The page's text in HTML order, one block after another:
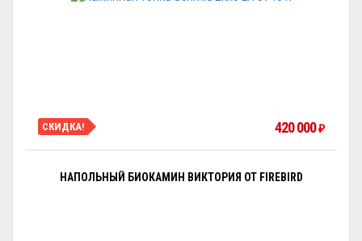
СКИДКА! 420 000 ₽
НАПОЛЬНЫЙ БИОКАМИН ВИКТОРИЯ ОТ FIREBIRD